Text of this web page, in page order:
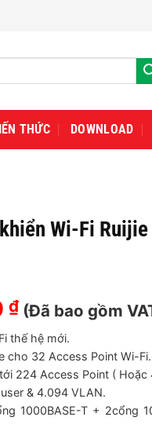
THỨC DOWNLOAD
Wi-Fi Ruijie
₫ (Đã bao gồm
thế hệ mới.
cho 32 Access Point Wi-Fi.
224 Access Point ( Hoặc
& 4.094 VLAN.
1000BASE-T + 2cổng